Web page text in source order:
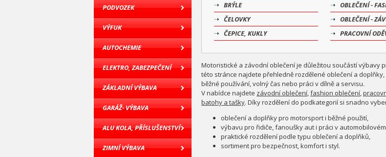
PODVOZEK
VÝFUK
AUTOCHEMIE
ELEKTRO, ZABEZPEČENÍ
ZÁKLADNÍ VÝBAVA
GARÁŽ- VÝBAVA
ALU KOLA, PŘÍSLUŠENSTVÍ
ZIMNÍ VÝBAVA
BRÝLE
ČELOVKY
ČEPICE, KUKLY
OBLEČENÍ -
OBLEČENÍ -
PRACOVNÍ
Motoristické a závodní oblečení je důležitou součástí výbavy
této stránce najdete přehledně rozdělené oblečení a
běžné používání, volný čas nebo práci v dílně a servisu.
V nabídce najdete závodní oblečení,fashion oblečení,
batohy a tašky. Díky rozdělení do podkategorií si snadno
oblečení a doplňky pro motorsport i běžné použití,
výbavu pro řidiče, fanoušky aut i práci v
praktické rozdělení podle typu oblečení a doplňků,
sortiment pro bezpečnost, komfort i styl.